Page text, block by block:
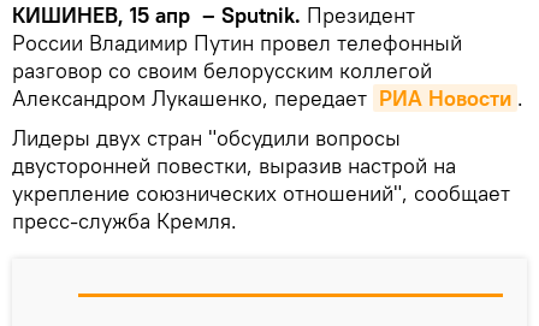
КИШИНЕВ, 15 апр – Sputnik. Президент
России Владимир Путин провел телефонный
разговор со своим белорусским коллегой
Александром Лукашенко, передает РИА Новости .
Лидеры двух стран "обсудили вопросы
двусторонней повестки, выразив настрой на
укрепление союзнических отношений", сообщает
пресс-служба Кремля.